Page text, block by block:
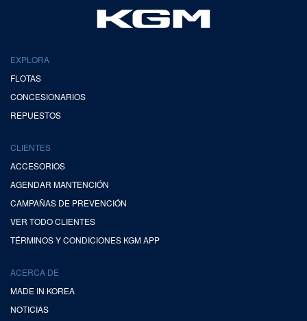
EXPLORA
FLOTAS
CONCESIONARIOS
REPUESTOS
CLIENTES
ACCESORIOS
AGENDAR MANTENCIÓN
CAMPAÑAS DE PREVENCIÓN
VER TODO CLIENTES
TÉRMINOS Y CONDICIONES KGM APP
ACERCA DE
MADE IN KOREA
NOTICIAS